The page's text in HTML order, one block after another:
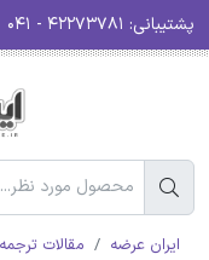
پشتیبانی:
ایران عرضه مقالات